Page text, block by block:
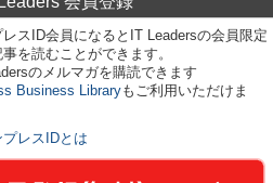
スID会員になるとIT Leadersの会員限定
を読むことができます。
のメルマガを購読できます
Business Libraryもご利用いただけま
プレスIDとは